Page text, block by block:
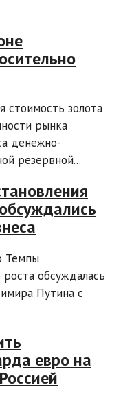
стоимость золота
рынка
денежно-
резервной...
Темпы
роста обсуждалась
Путина с
евро на